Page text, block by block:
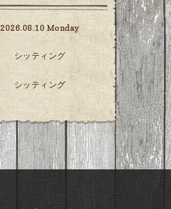
2026.08.10 Monday
シッティング
シッティング